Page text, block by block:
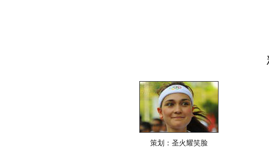
策划：圣火耀笑脸